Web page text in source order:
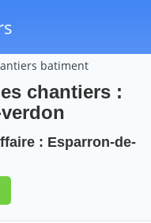
batiment
chantiers :
: Esparron-de-